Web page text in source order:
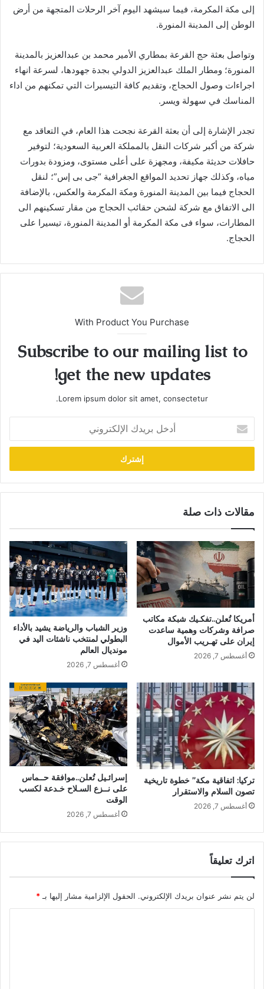
إلى مكة المكرمة، فيما سيشهد اليوم آخر الرحلات المتجهة من أرض
الوطن إلى المدينة المنورة.
وتواصل بعثة حج القرعة بمطاري الأمير محمد بن عبدالعزيز بالمدينة
المنورة؛ ومطار الملك عبدالعزيز الدولي بجدة جهودها، لسرعة انهاء
اجراءات وصول الحجاج، وتقديم كافة التيسيرات التي تمكنهم من اداء
المناسك في سهولة ويسر.
تجدر الإشارة إلى أن بعثة القرعة نجحت هذا العام، في التعاقد مع
شركة من أكبر شركات النقل بالمملكة العربية السعودية؛ لتوفير
حافلات حديثة مكيفة، ومجهزة على أعلى مستوى، ومزودة بدورات
مياه، وكذلك جهاز تحديد المواقع الجغرافية “جى بى إس”؛ لنقل
الحجاج فيما بين المدينة المنورة ومكة المكرمة والعكس، بالإضافة
الى الاتفاق مع شركة لشحن حقائب الحجاج من مقار تسكينهم الى
المطارات، سواء فى مكة المكرمة أو المدينة المنورة، تيسيرا على
الحجاج.
With Product You Purchase
Subscribe to our mailing list to
get the new updates!
Lorem ipsum dolor sit amet, consectetur.
بريدك
الإلكتروني
مقالات ذات صلة
أمريكا تُعلن..تفكـيك شبكة مكاتب
صرافة وشركات وهمية ساعدت
إيران على تهـريب الأموال
أغسطس 7, 2026
وزير الشباب والرياضة يشيد بالأداء
البطولي لمنتخب ناشئات اليد في
مونديال العالم
أغسطس 7, 2026
تركيا: اتفاقية مكة” خطوة تاريخية
تصون السلام والاستقرار
أغسطس 7, 2026
إسرائـيل تُعلن..موافقة حــماس
على نــزع السـلاح خـدعة لكسب
الوقت
أغسطس 7, 2026
اترك تعليقاً
لن يتم نشر عنوان بريدك الإلكتروني. الحقول الإلزامية مشار إليها بـ *